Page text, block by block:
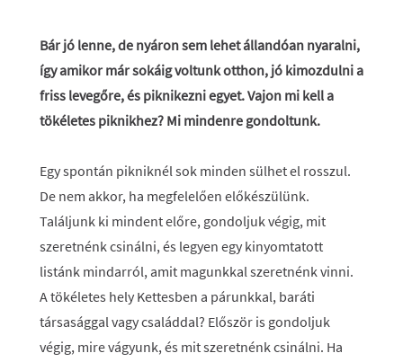
Bár jó lenne, de nyáron sem lehet állandóan nyaralni,
így amikor már sokáig voltunk otthon, jó kimozdulni a
friss levegőre, és piknikezni egyet. Vajon mi kell a
tökéletes piknikhez? Mi mindenre gondoltunk.
Egy spontán pikniknél sok minden sülhet el rosszul.
De nem akkor, ha megfelelően előkészülünk.
Találjunk ki mindent előre, gondoljuk végig, mit
szeretnénk csinálni, és legyen egy kinyomtatott
listánk mindarról, amit magunkkal szeretnénk vinni.
A tökéletes hely Kettesben a párunkkal, baráti
társasággal vagy családdal? Először is gondoljuk
végig, mire vágyunk, és mit szeretnénk csinálni. Ha